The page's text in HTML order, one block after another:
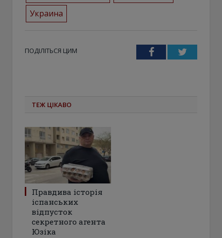
Украина
ПОДІЛІТЬСЯ ЦИМ FacebookTwitter
ТЕЖ ЦІКАВО
Правдива історія
іспанських
відпусток
секретного агента
Юзіка